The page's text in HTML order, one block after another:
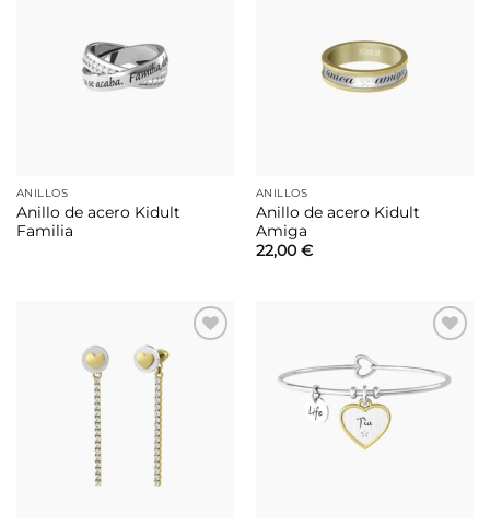
ANILLOS
Anillo de acero Kidult
Familia
ANILLOS
Anillo de acero Kidult
Amiga
22,00 €
a la
lista de